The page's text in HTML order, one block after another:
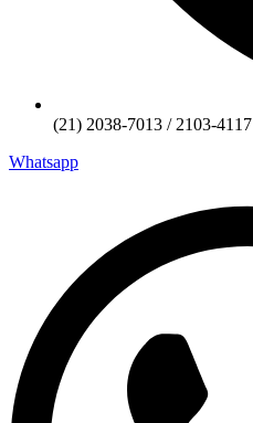
(21) 2038-7013 / 2103-4117
Whatsapp